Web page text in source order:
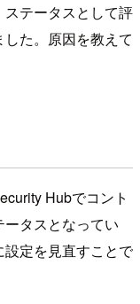
テータスとして評
た。原因を教えて
Hubでコント
タスとなってい
定を見直すことで